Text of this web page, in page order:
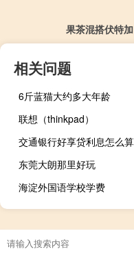
果茶混搭伏特
相关问题
6斤蓝猫大约多大年龄
联想（thinkpad）
交通银行好享贷利息怎么算
东莞大朗那里好玩
海淀外国语学校学费